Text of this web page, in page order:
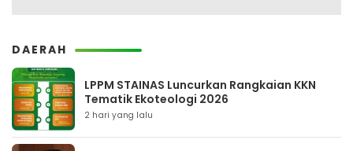
DAERAH
LPPM STAINAS Luncurkan Rangkaian KKN
Tematik Ekoteologi 2026
2 hari yang lalu